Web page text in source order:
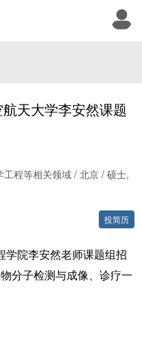
天大学李安然课题
程等相关领域 / 北京 / 硕士,
投简历
学院李安然老师课题组招
分子检测与成像、诊疗一